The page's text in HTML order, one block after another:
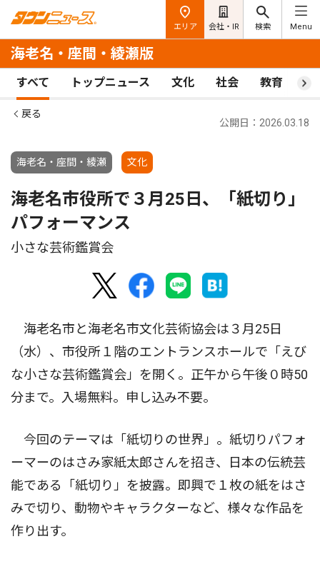
エリア 会社・IR 検索 Menu
海老名・座間・綾瀬版
すべて トップニュース 文化 社会 教育 ス
戻る
海老名・座間・綾瀬 文化
公開日：2026.03.18
海老名市役所で３月25日、「紙切り」
パフォーマンス
小さな芸術鑑賞会
海老名市と海老名市文化芸術協会は３月25日
（水）、市役所１階のエントランスホールで「えび
な小さな芸術鑑賞会」を開く。正午から午後０時50
分まで。入場無料。申し込み不要。
今回のテーマは「紙切りの世界」。紙切りパフォ
ーマーのはさみ家紙太郎さんを招き、日本の伝統芸
能である「紙切り」を披露。即興で１枚の紙をはさ
みで切り、動物やキャラクターなど、様々な作品を
作り出す。